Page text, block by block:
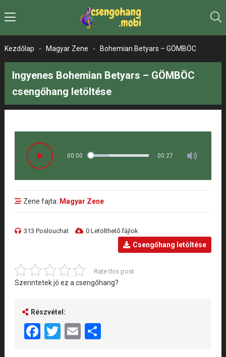
Kezdőlap - Magyar Zene - Bohemian Betyars – GÖMBÖC
Ingyenes Bohemian Betyars – GÖMBÖC
csengőhang letöltése
00:00 00:27
Zene fajta: Magyar Zene
313 Poslouchat 0 Letölthető fájlok
Csengőhang letöltése
Rate this post
Szerintetek jó ez a csengőhang?
Részvétel:
Facebook
Twitter
EmailShare